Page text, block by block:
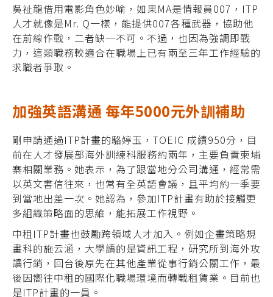
吳祉龍借用電影角色妙喻，如果MA是情報員007，ITP
人才就像是Mr. Q一樣，能提供007各種武器，協助他
在前線作戰，二者缺一不可。不過，也因為強調即戰
力，這類職務較適合在職場上已有兩至三年工作經驗的
求職者爭取。
加強英語溝通 每年5000元外訓補助
剛申請通過ITP計畫的駱婷玉，TOEIC 成績950分，目
前在人才發展部海外訓練科服務約兩年，主要負責柬埔
寨相關業務。她表示，為了跟當地分公司溝通，經常需
以英文書信往來，也常有全英語會議，且平均約一季要
到當地出差一次。她認為，參加ITP計畫有助於接觸更
多組織策略面的思維，能拓展工作視野。
中租ITP計畫也鼓勵跨領域人才加入。例如企畫策略規
畫科的施云涵，大學讀的是資訊工程，研究所到海外攻
讀行銷，回台後原先在其他產業從事行銷公關工作，最
後因嚮往中租的國際化職場環境而轉戰租賃業。目前也
是ITP計畫的一員。